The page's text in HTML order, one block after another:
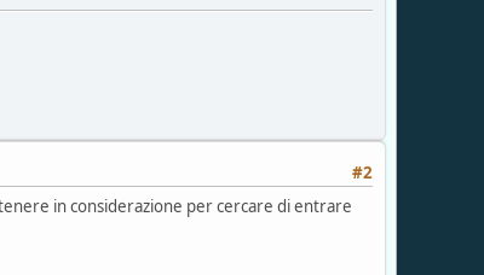
#2
in considerazione per cercare di entrare